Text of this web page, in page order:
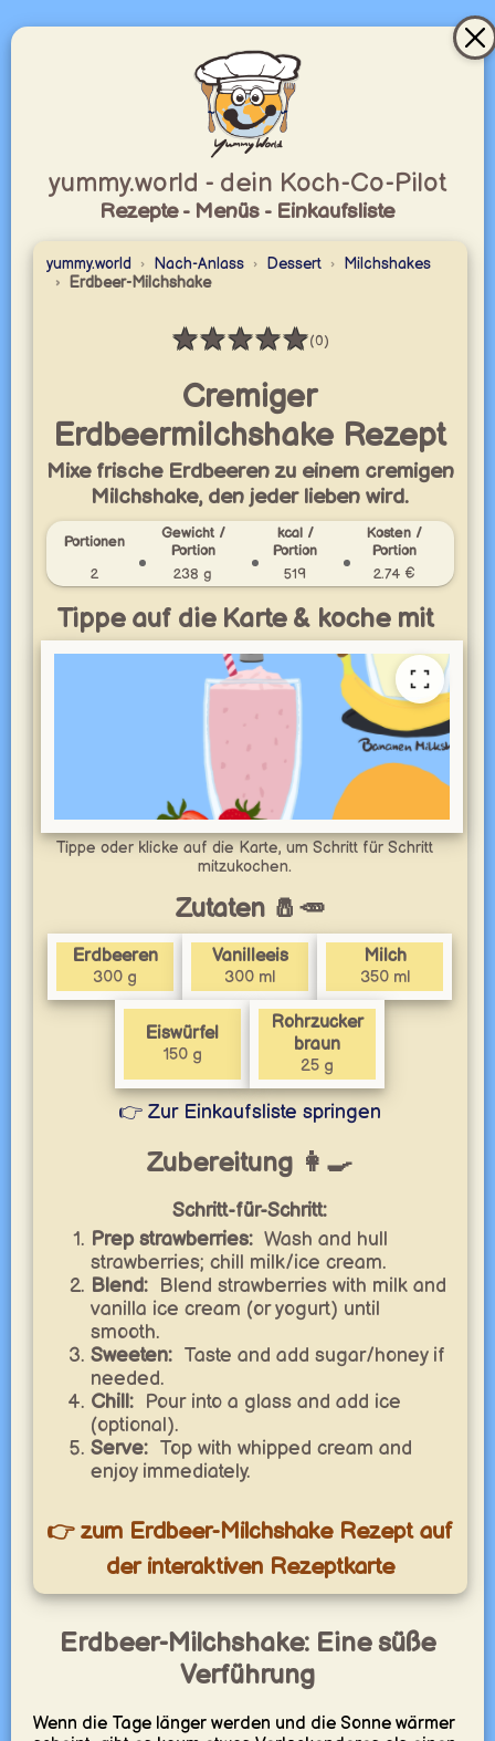
yummy.world - dein Koch-Co-Pilot
Rezepte - Menüs - Einkaufsliste
yummy.world Nach-Anlass Dessert
Milchshakes
Erdbeer-Milchshake
★★★★★
Bewertung: 0 / 5
(0)
Cremiger
Erdbeermilchshake Rezept
Mixe frische Erdbeeren zu einem cremigen
Milchshake, den jeder lieben wird.
Portionen
Gewicht /
Portion
kcal /
Portion
Kosten /
Portion
2
238 g 519 2.74 €
Tippe auf die Karte & koche mit
Tippe oder klicke auf die Karte, um Schritt für Schritt
mitzukochen.
Zutaten 🧂🥕
Erdbeeren
300 g
Vanilleeis
300 ml
Milch
350 ml
Eiswürfel
150 g
Rohrzucker
braun
25 g
👉 Zur Einkaufsliste springen
Zubereitung 👩‍🍳
Schritt-für-Schritt:
Prep strawberries: Wash and hull
strawberries; chill milk/ice cream.
Blend: Blend strawberries with milk and
vanilla ice cream (or yogurt) until
smooth.
Sweeten: Taste and add sugar/honey if
needed.
Chill: Pour into a glass and add ice
(optional).
Serve: Top with whipped cream and
enjoy immediately.
👉 zum Erdbeer-Milchshake Rezept auf
der interaktiven Rezeptkarte
Erdbeer-Milchshake: Eine süße
Verführung
Wenn die Tage länger werden und die Sonne wärmer